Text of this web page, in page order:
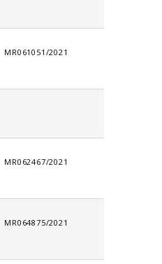
MR061051/2021
MR062467/2021
MR064875/2021